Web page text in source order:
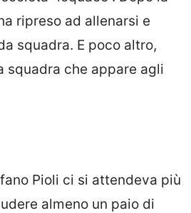
ripreso ad allenarsi e
squadra. E poco altro,
squadra che appare agli
Pioli ci si attendeva più
almeno un paio di